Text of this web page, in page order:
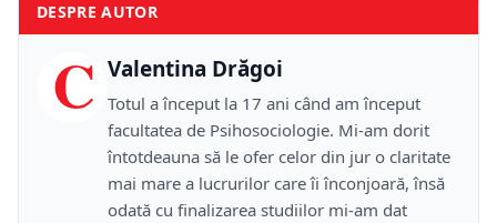
DESPRE AUTOR
C Valentina Drăgoi
Totul a început la 17 ani când am început
facultatea de Psihosociologie. Mi-am dorit
întotdeauna să le ofer celor din jur o claritate
mai mare a lucrurilor care îi înconjoară, însă
odată cu finalizarea studiilor mi-am dat